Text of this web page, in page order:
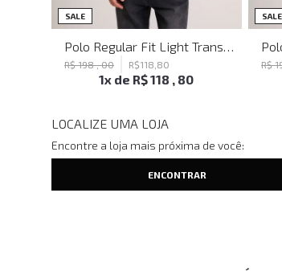
SALE
R$198,00 R$118 80
1x de R$118 , 80
SALE
R$
LOCALIZE UMA LOJA
Encontre a loja mais próxima de você: